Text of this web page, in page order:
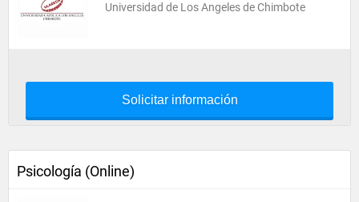
Universidad de Los Angeles de Chimbote
Solicitar información
Psicología (Online)